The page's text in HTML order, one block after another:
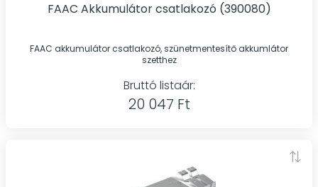
FAAC Akkumulátor csatlakozó (390080)
FAAC akkumulátor csatlakozó, szünetmentesítő akkumlátor
szetthez
Bruttó listaár:
20 047 Ft